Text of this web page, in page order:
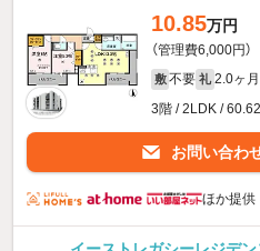
10.85万円
（管理費6,000円）
敷 不要 礼 2.0ヶ月
3階 / 2LDK /
お問い合わ
ほか提供